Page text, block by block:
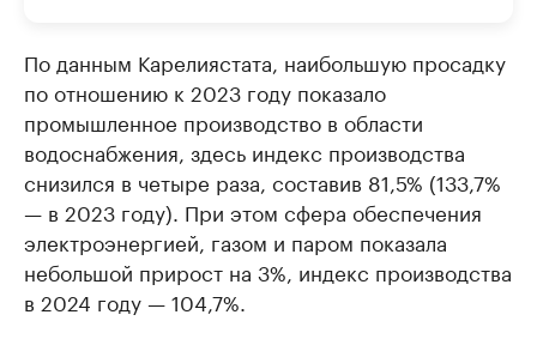
По данным Карелиястата, наибольшую просадку
по отношению к 2023 году показало
промышленное производство в области
водоснабжения, здесь индекс производства
снизился в четыре раза, составив 81,5% (133,7%
— в 2023 году). При этом сфера обеспечения
электроэнергией, газом и паром показала
небольшой прирост на 3%, индекс производства
в 2024 году — 104,7%.